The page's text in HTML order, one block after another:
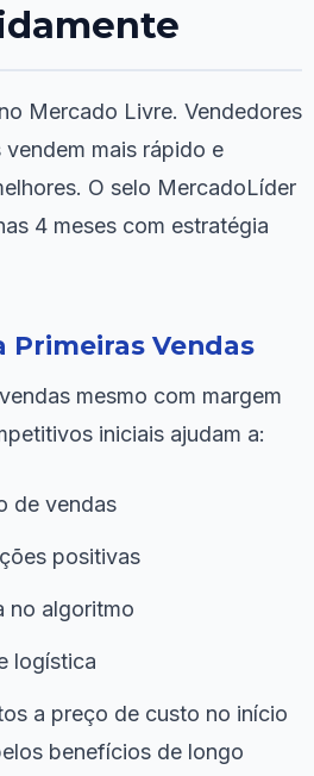
Mercado Livre. Vendedores
mais rápido e
O selo MercadoLíder
4 meses com estratégia
Primeiras Vendas
mesmo com margem
iniciais ajudam a:
de vendas
positivas
no algoritmo
logística
a preço de custo no início
benefícios de longo